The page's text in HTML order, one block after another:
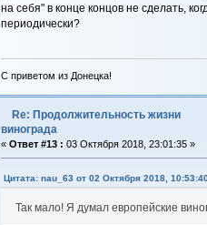
на себя" в конце концов не сделать,
периодически?
С приветом из Донецка!
Re: Продолжительность жизни
винограда
« Ответ #13 : 03 Октября 2018, 23:01:35 »
Цитата: nau_63 от 02 Октября 2018,
Так мало! Я думал европейские